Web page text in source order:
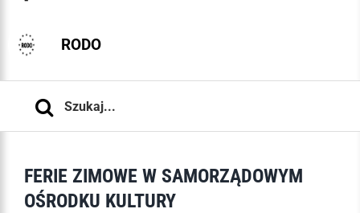
RODO
FERIE ZIMOWE W SAMORZĄDOWYM
OŚRODKU KULTURY